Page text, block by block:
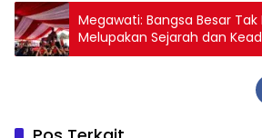
Megawati: Bangsa Besar Tak
Melupakan Sejarah dan